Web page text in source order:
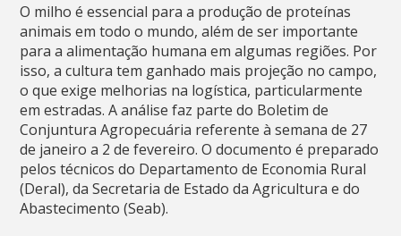
O milho é essencial para a produção de proteínas
animais em todo o mundo, além de ser importante
para a alimentação humana em algumas regiões. Por
isso, a cultura tem ganhado mais projeção no campo,
o que exige melhorias na logística, particularmente
em estradas. A análise faz parte do Boletim de
Conjuntura Agropecuária referente à semana de 27
de janeiro a 2 de fevereiro. O documento é preparado
pelos técnicos do Departamento de Economia Rural
(Deral), da Secretaria de Estado da Agricultura e do
Abastecimento (Seab).